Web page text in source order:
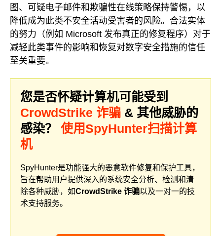
图、可疑电子邮件和欺骗性在线策略保持警惕，以
降低成为此类不安全活动受害者的风险。合法实体
的努力（例如 Microsoft 发布真正的修复程序）对于
减轻此类事件的影响和恢复对数字安全措施的信任
至关重要。
您是否怀疑计算机可能受到
CrowdStrike 诈骗 & 其他威胁的
感染？ 使用SpyHunter扫描计算
机
SpyHunter是功能强大的恶意软件修复和保护工具，
旨在帮助用户提供深入的系统安全分析、检测和清
除各种威胁，如CrowdStrike 诈骗以及一对一的技
术支持服务。